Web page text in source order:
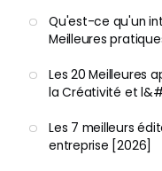
Qu'est-ce qu'un
Meilleures
Les 20 Meilleures
la Créativité et
Les 7 meilleurs
entreprise [2026]